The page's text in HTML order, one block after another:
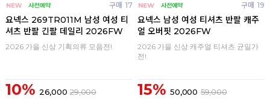
구매 17
요넥스 269TR011M 남성 여성 티
셔츠 반팔 긴팔 데일리 2026FW
2026 가을 신상 기획의류 모음전!
10% 26,000 29,000
구매 19
요넥스 남성 여성 티셔츠 반팔 캐주
얼 오버핏 2026FW
2026 가을 신상 캐주얼 티셔츠 균일가
전!
15% 50,000 59,000